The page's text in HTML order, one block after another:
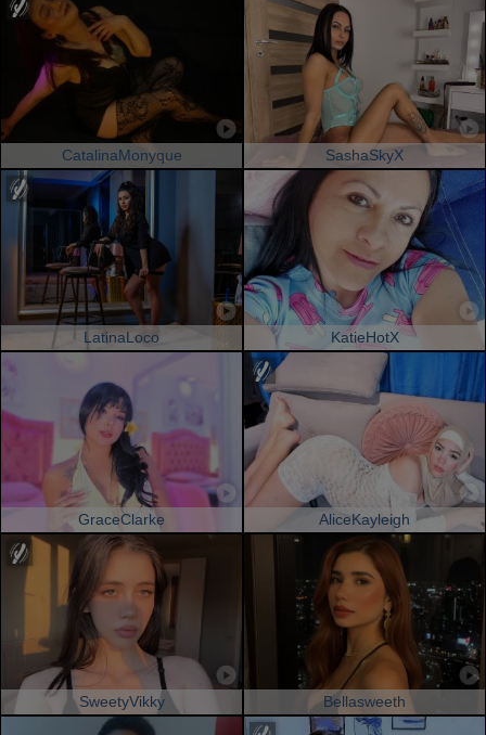
CatalinaMonyque SashaSkyX
LatinaLoco KatieHotX
GraceClarke AliceKayleigh
SweetyVikky Bellasweeth